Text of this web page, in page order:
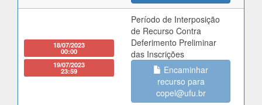
18/07/2023
00:00
19/07/2023
23:59
Período de Interposição
de Recurso Contra
Deferimento Preliminar
das Inscrições
Encaminhar
recurso para
copel@ufu.br